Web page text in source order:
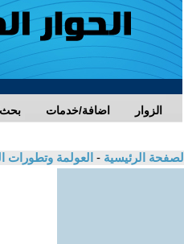
اضافة/خدمات الزوار
الصفحة الرئيسية - العولمة وتطورات